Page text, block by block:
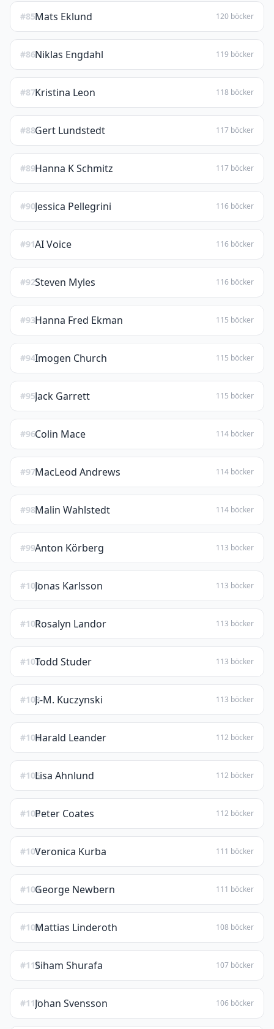
#85Mats Eklund 120 böcker
#86Niklas Engdahl 119 böcker
#87Kristina Leon 118 böcker
#88Gert Lundstedt 117 böcker
#89Hanna K Schmitz 117 böcker
#90Jessica Pellegrini 116 böcker
#91AI Voice 116 böcker
#92Steven Myles 116 böcker
#93Hanna Fred Ekman 115 böcker
#94Imogen Church 115 böcker
#95Jack Garrett 115 böcker
#96Colin Mace 114 böcker
#97MacLeod Andrews 114 böcker
#98Malin Wahlstedt 114 böcker
#99Anton Körberg 113 böcker
#100Jonas Karlsson 113 böcker
#101Rosalyn Landor 113 böcker
#102Todd Studer 113 böcker
#103J.-M. Kuczynski 113 böcker
#104Harald Leander 112 böcker
#105Lisa Ahnlund 112 böcker
#106Peter Coates 112 böcker
#107Veronica Kurba 111 böcker
#108George Newbern 111 böcker
#109Mattias Linderoth 108 böcker
#110Siham Shurafa 107 böcker
#111Johan Svensson 106 böcker